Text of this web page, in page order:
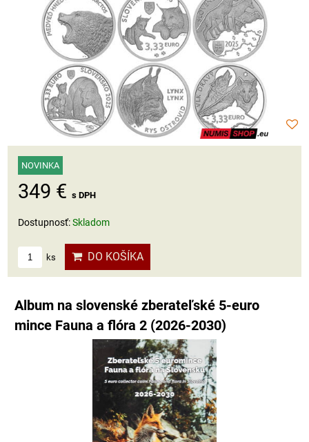
NOVINKA
349 € s DPH
Dostupnosť:Skladom
ks DO KOŠÍKA
Album na slovenské zberateľské 5-euro
mince Fauna a flóra 2 (2026-2030)